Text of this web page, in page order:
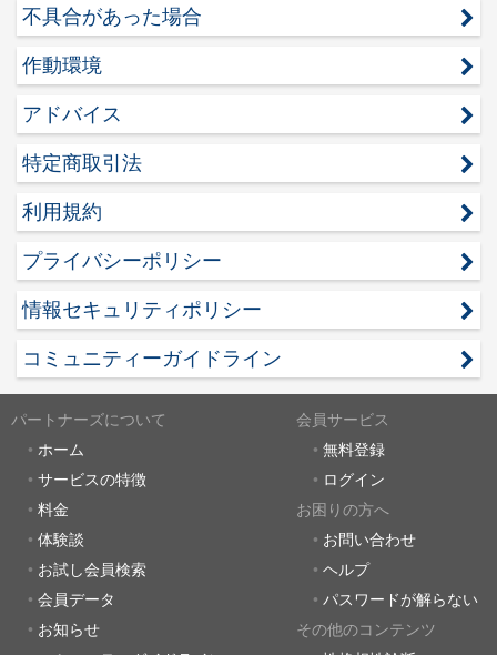
不具合があった場合
作動環境
アドバイス
特定商取引法
利用規約
プライバシーポリシー
情報セキュリティポリシー
コミュニティーガイドライン
パートナーズについて
ホーム
サービスの特徴
料金
体験談
お試し会員検索
会員データ
お知らせ
会員サービス
無料登録
ログイン
お困りの方へ
お問い合わせ
ヘルプ
パスワードが解らない
その他のコンテンツ